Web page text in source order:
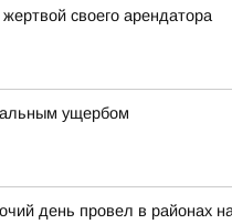
своего арендатора
ущербом
день провел в районах